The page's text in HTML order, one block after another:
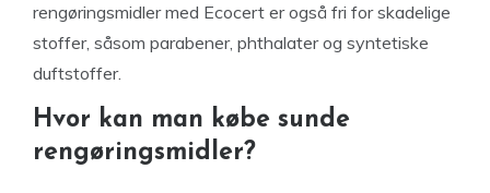
rengøringsmidler med Ecocert er også fri for skadelige
stoffer, såsom parabener, phthalater og syntetiske
duftstoffer.
Hvor kan man købe sunde
rengøringsmidler?